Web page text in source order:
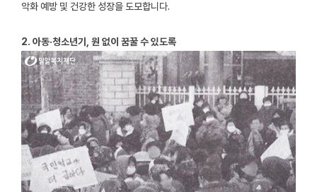
악화 예방 및 건강한 성장을 도모합니다.
2. 아동·청소년기, 원 없이 꿈꿀 수 있도록